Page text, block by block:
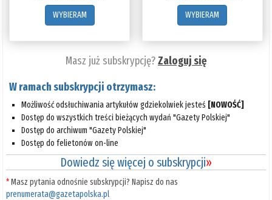
WYBIERAM
WYBIERAM
Masz już subskrypcję?Zaloguj się
W ramach subskrypcji otrzymasz:
Możliwość odsłuchiwania artykułów gdziekolwiek jesteś [NOWOŚĆ]
Dostęp do wszystkich treści bieżących wydań "Gazety Polskiej"
Dostęp do archiwum "Gazety Polskiej"
Dostęp do felietonów on-line
Dowiedz się więcej o subskrypcji»
*Masz pytania odnośnie subskrypcji? Napisz do nas
prenumerata@gazetapolska.pl